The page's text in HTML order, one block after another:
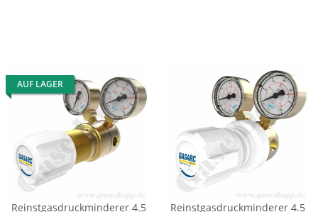
AUF LAGER
Reinstgasdruckminderer 4.5
Reinstgasdruckminderer 4.5